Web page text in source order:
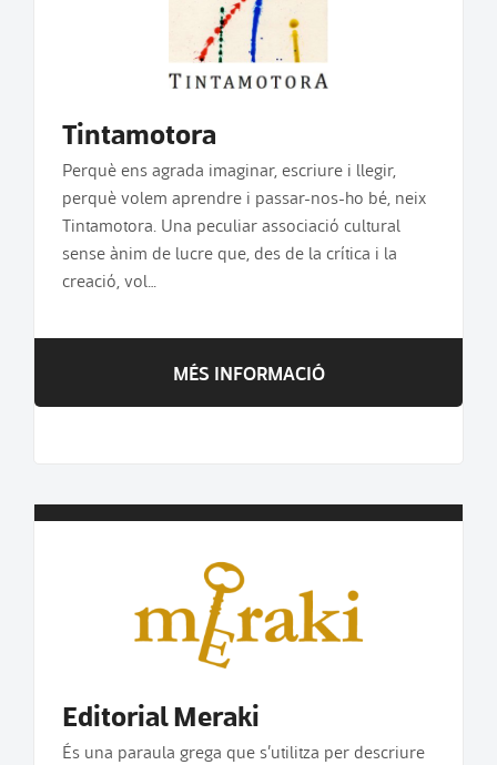
Tintamotora
Perquè ens agrada imaginar, escriure i llegir,
perquè volem aprendre i passar-nos-ho bé, neix
Tintamotora. Una peculiar associació cultural
sense ànim de lucre que, des de la crítica i la
creació, vol…
MÉS INFORMACIÓ
Editorial Meraki
És una paraula grega que s’utilitza per descriure